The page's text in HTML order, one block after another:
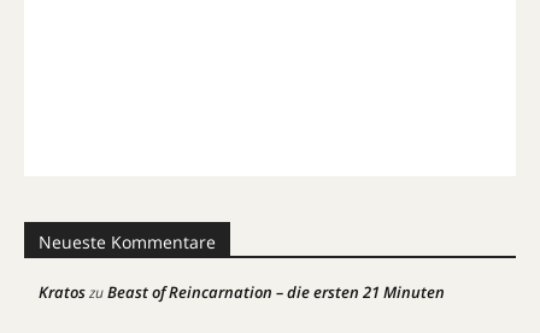
Neueste Kommentare
KratoszuBeast of Reincarnation – die ersten 21 Minuten